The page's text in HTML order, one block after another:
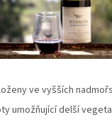
ve vyšších
umožňující delší